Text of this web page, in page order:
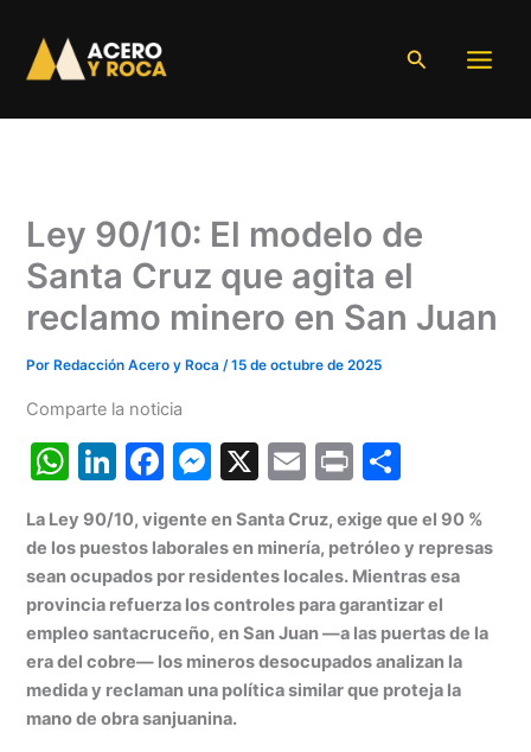
contenido
Buscar
Ley 90/10: El modelo de
Santa Cruz que agita el
reclamo minero en San Juan
Por Redacción Acero y Roca/15 de octubre de 2025
Comparte la noticia
W
at
s
A
p
p
Li
k
e
dI
n
F
c
e
b
o
o
k
M
s
s
e
n
g
er
X
E
ai
l
Pr
t
m
p
ar
tir
La Ley 90/10, vigente en Santa Cruz, exige que el 90 %
de los puestos laborales en minería, petróleo y represas
sean ocupados por residentes locales. Mientras esa
provincia refuerza los controles para garantizar el
empleo santacruceño, en San Juan —a las puertas de la
era del cobre— los mineros desocupados analizan la
medida y reclaman una política similar que proteja la
mano de obra sanjuanina.